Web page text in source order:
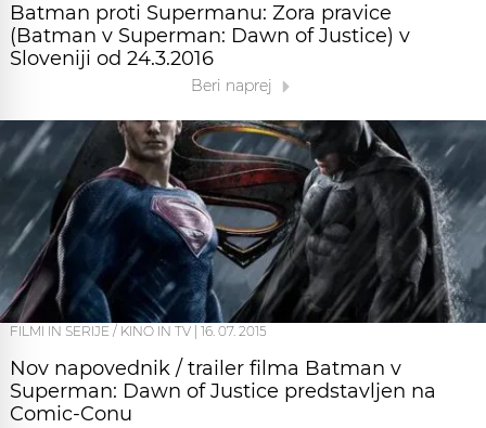
Batman proti Supermanu: Zora pravice
(Batman v Superman: Dawn of Justice) v
Sloveniji od 24.3.2016
Beri naprej
FILMI IN SERIJE / KINO IN TV 16. 07. 2015
Nov napovednik / trailer filma Batman v
Superman: Dawn of Justice predstavljen na
Comic-Conu